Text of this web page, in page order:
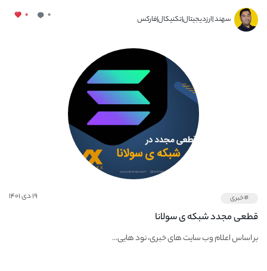
سهند |ارزدیجیتال|تکنیکال|فارکس ۰ ۰
#خبری ۱۹ دی ۱۴۰۱
قطعی مجدد شبکه ی سولانا
بر اساس اعلام وب سایت های خبری، نود هایی...